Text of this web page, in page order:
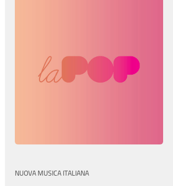
NUOVA MUSICA ITALIANA